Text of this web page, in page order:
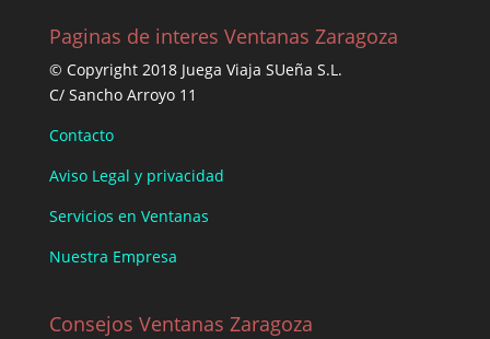
Paginas de interes Ventanas Zaragoza
© Copyright 2018 Juega Viaja SUeña S.L.
C/ Sancho Arroyo 11
Contacto
Aviso Legal y privacidad
Servicios en Ventanas
Nuestra Empresa
Consejos Ventanas Zaragoza